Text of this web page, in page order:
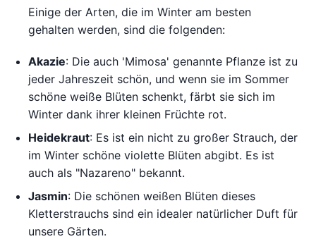
Einige der Arten, die im Winter am besten
gehalten werden, sind die folgenden:
Akazie: Die auch 'Mimosa' genannte Pflanze ist zu
jeder Jahreszeit schön, und wenn sie im Sommer
schöne weiße Blüten schenkt, färbt sie sich im
Winter dank ihrer kleinen Früchte rot.
Heidekraut: Es ist ein nicht zu großer Strauch, der
im Winter schöne violette Blüten abgibt. Es ist
auch als "Nazareno" bekannt.
Jasmin: Die schönen weißen Blüten dieses
Kletterstrauchs sind ein idealer natürlicher Duft für
unsere Gärten.